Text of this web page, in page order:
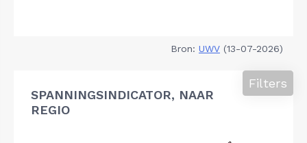
Bron: UWV (13-07-2026)
SPANNINGSINDICATOR, NAAR
REGIO
Filters